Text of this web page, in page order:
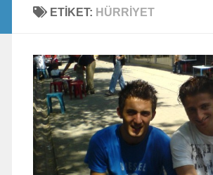
ETIKET: HÜRRIYET